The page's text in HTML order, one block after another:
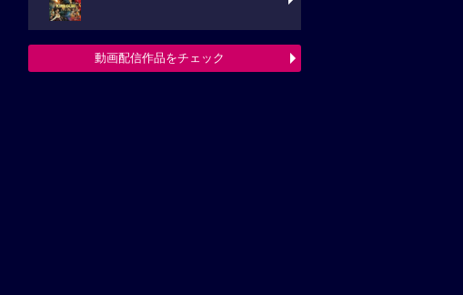
動画配信作品をチェック